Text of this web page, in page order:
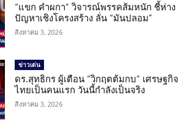
“แขก คำผกา” วิจารณ์พรรคส้มหนัก ชี้ห่าง
ปัญหาเชิงโครงสร้าง ลั่น “มันปลอม”
สิงหาคม 3, 2026
ข่าวเด่น
ดร.สุทธิกร ผู้เตือน “วิกฤตต้มกบ” เศรษฐกิจ
ไทยเป็นคนแรก วันนี้กำลังเป็นจริง
สิงหาคม 3, 2026